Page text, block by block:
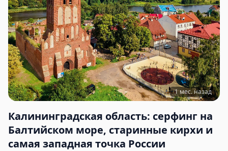
1 мес. назад
Калининградская область: серфинг на
Балтийском море, старинные кирхи и
самая западная точка России